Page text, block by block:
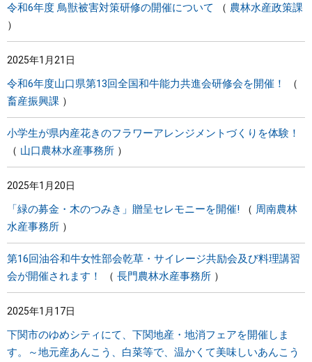
令和6年度 鳥獣被害対策研修の開催について 農林水産政策課
2025年1月21日
令和6年度山口県第13回全国和牛能力共進会研修会を開催！
畜産振興課
小学生が県内産花きのフラワーアレンジメントづくりを体験！
山口農林水産事務所
2025年1月20日
「緑の募金・木のつみき」贈呈セレモニーを開催!
周南農林
水産事務所
第16回油谷和牛女性部会乾草・サイレージ共励会及び料理講習
会が開催されます！
長門農林水産事務所
2025年1月17日
下関市のゆめシティにて、下関地産・地消フェアを開催しま
す。～地元産あんこう、白菜等で、温かくて美味しいあんこう